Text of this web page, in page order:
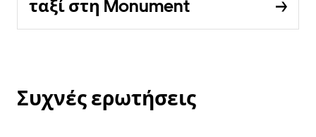
ταξί στη Monument
Συχνές ερωτήσεις